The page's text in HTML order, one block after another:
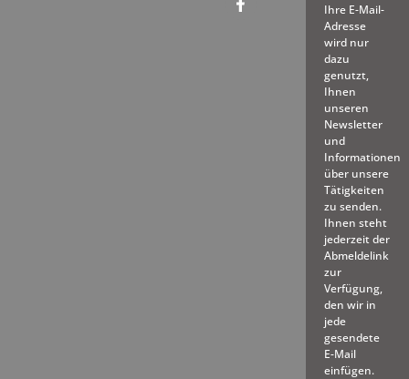
Ihre E-Mail-
Adresse
wird nur
dazu
genutzt,
Ihnen
unseren
Newsletter
und
Informationen
über unsere
Tätigkeiten
zu senden.
Ihnen steht
jederzeit der
Abmeldelink
zur
Verfügung,
den wir in
jede
gesendete
E-Mail
einfügen.